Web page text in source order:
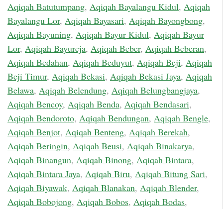
Aqiqah Batutumpang, Aqiqah Bayalangu Kidul, Aqiqah
Bayalangu Lor, Aqiqah Bayasari, Aqiqah Bayongbong,
Aqiqah Bayuning, Aqiqah Bayur Kidul, Aqiqah Bayur
Lor, Aqiqah Bayureja, Aqiqah Beber, Aqiqah Beberan,
Aqiqah Bedahan, Aqiqah Beduyut, Aqiqah Beji, Aqiqah
Beji Timur, Aqiqah Bekasi, Aqiqah Bekasi Jaya, Aqiqah
Belawa, Aqiqah Belendung, Aqiqah Belungbangjaya,
Aqiqah Bencoy, Aqiqah Benda, Aqiqah Bendasari,
Aqiqah Bendoroto, Aqiqah Bendungan, Aqiqah Bengle,
Aqiqah Benjot, Aqiqah Benteng, Aqiqah Berekah,
Aqiqah Beringin, Aqiqah Beusi, Aqiqah Binakarya,
Aqiqah Binangun, Aqiqah Binong, Aqiqah Bintara,
Aqiqah Bintara Jaya, Aqiqah Biru, Aqiqah Bitung Sari,
Aqiqah Biyawak, Aqiqah Blanakan, Aqiqah Blender,
Aqiqah Bobojong, Aqiqah Bobos, Aqiqah Bodas,